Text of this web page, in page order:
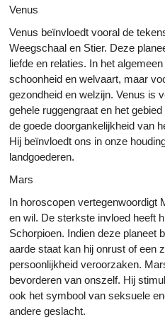
Venus
Venus beïnvloedt vooral de
Weegschaal en Stier. Deze
liefde en relaties. In het
schoonheid en welvaart, maar
gezondheid en welzijn. Venus is
gehele ruggengraat en het
de goede doorgankelijkheid van
Hij beïnvloedt ons in onze
landgoederen.
Mars
In horoscopen vertegenwoordigt
en wil. De sterkste invloed heeft
Schorpioen. Indien deze planeet
aarde staat kan hij onrust of een
persoonlijkheid veroorzaken.
bevorderen van onszelf. Hij
ook het symbool van seksuele
andere geslacht.